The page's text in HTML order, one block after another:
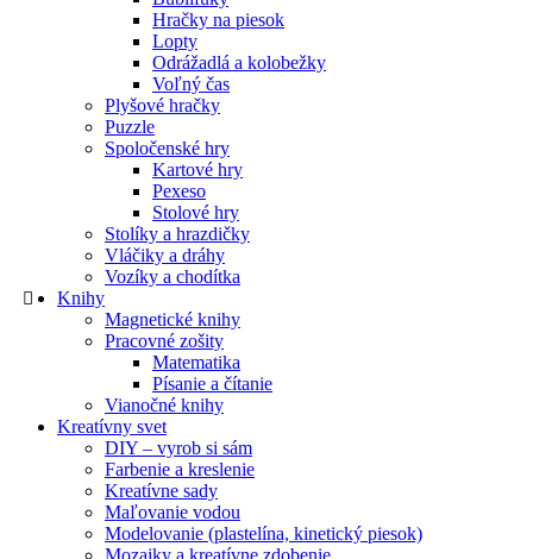
Hračky na piesok
Lopty
Odrážadlá a kolobežky
Voľný čas
Plyšové hračky
Puzzle
Spoločenské hry
Kartové hry
Pexeso
Stolové hry
Stolíky a hrazdičky
Vláčiky a dráhy
Vozíky a chodítka
Knihy
Magnetické knihy
Pracovné zošity
Matematika
Písanie a čítanie
Vianočné knihy
Kreatívny svet
DIY – vyrob si sám
Farbenie a kreslenie
Kreatívne sady
Maľovanie vodou
Modelovanie (plastelína, kinetický piesok)
Mozaiky a kreatívne zdobenie